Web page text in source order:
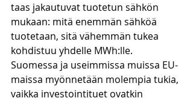
taas jakautuvat tuotetun sähkön
mukaan: mitä enemmän sähköä
tuotetaan, sitä vähemmän tukea
kohdistuu yhdelle MWh:lle.
Suomessa ja useimmissa muissa EU-
maissa myönnetään molempia tukia,
vaikka investointituet ovatkin